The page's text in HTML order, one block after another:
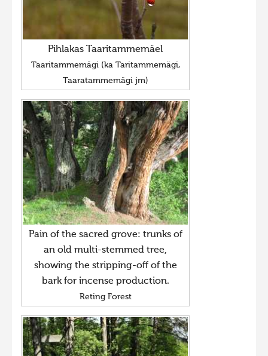
Hiite kuvavõistlus 2009
Hiite kuvavõistlus 2008
Kontakt
Pihlakas Taaritammemäel
Taaritammemägi (ka Taritammemägi,
Taaratammemägi jm)
Pain of the sacred grove: trunks of
an old multi-stemmed tree,
showing the stripping-off of the
bark for incense production.
Reting Forest